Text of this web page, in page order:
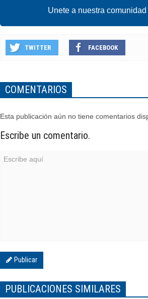
Unete a nuestra
TWITTER FACEBOOK
COMENTARIOS
Esta publicación aún no tiene comentarios
Escribe un comentario.
Publicar
PUBLICACIONES SIMILARES